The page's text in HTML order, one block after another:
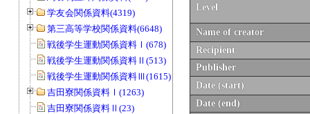
学友会関係資料(4319)
第三高等学校関係資料(6648)
戦後学生運動関係資料Ⅰ(678)
戦後学生運動関係資料Ⅱ(513)
戦後学生運動関係資料Ⅲ(1615)
吉田寮関係資料Ⅰ(1263)
吉田寮関係資料Ⅱ(23)
Level
Name of creator
Recipient
Publisher
Date (start)
Date (end)